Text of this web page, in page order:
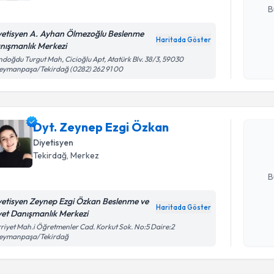
A. Ayhan Ölmezoğlu Beslenme
Merkezi
Haritada Göster
Turgut Mah, Cicioğlu Apt, Atatürk Blv. 38/3, 59030
Tekirdağ (0282) 262 91 00
Dyt. Zeynep Ezgi Özkan
Diyetisyen
Tekirdağ , Merkez
Zeynep Ezgi Özkan Beslenme ve
Danışmanlık Merkezi
Haritada Göster
Mah.i Öğretmenler Cad. Korkut Sok. No:5 Daire:2
Tekirdağ
Randevu